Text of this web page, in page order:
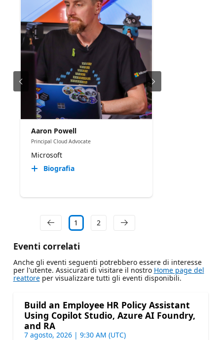
Aaron Powell
Principal Cloud Advocate
Microsoft
Biografia
1 2
Eventi correlati
Anche gli eventi seguenti potrebbero essere di interesse
per l'utente. Assicurati di visitare il nostro Home page del
reattoreper visualizzare tutti gli eventi disponibili.
Build an Employee HR Policy Assistant
Using Copilot Studio, Azure AI Foundry,
and RA
7 agosto, 2026 | 9:30 AM (UTC)